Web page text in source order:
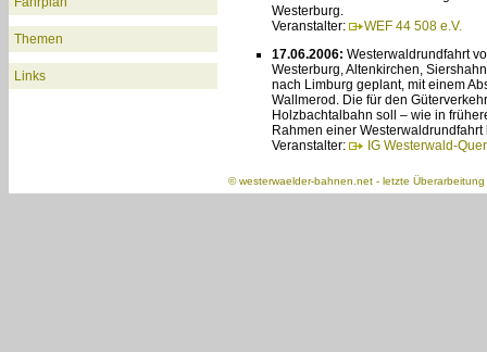
Themen
Links
Westerburg.
Veranstalter:
WEF 44 508 e.V.
17.06.2006: Westerwaldrundfahrt
Westerburg, Altenkirchen,
nach Limburg geplant, mit einem
Wallmerod. Die für den
Holzbachtalbahn soll – wie in
Rahmen einer
Veranstalter:
IG Westerwald-
©westerwaelder-bahnen.net - letzte